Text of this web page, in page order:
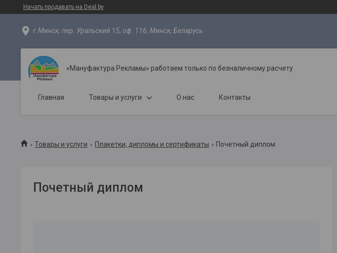
Начать продавать на Deal.by
г.Минск, пер. Уральский 15, оф. 116, Минск, Беларусь
«Мануфактура Рекламы» работаем только по безналичному расчету
Главная Товары и услуги О нас Контакты
Товары и услуги Плакетки, дипломы и сертификаты Почетный диплом
Почетный диплом